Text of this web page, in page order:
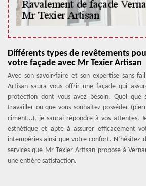
Différents types de revêtements
votre façade avec Mr Texier Artisan
Avec son savoir-faire et son expertise sans
Artisan saura vous offrir une façade qui
protection dont vous avez besoin. Quel
travailler ou que vous souhaitez posséder
ciment…), je saurai répondre à vos attentes.
esthétique et apte à assurer efficacement
intempéries ainsi que votre confort. N’hésitez
services que Mr Texier Artisan propose à
une entière satisfaction.